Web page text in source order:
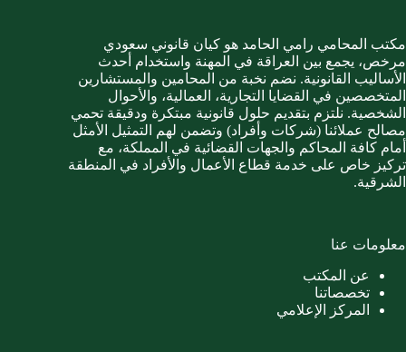
مكتب المحامي رامي الحامد هو كيان قانوني سعودي
مرخص، يجمع بين العراقة في المهنة واستخدام أحدث
الأساليب القانونية. نضم نخبة من المحامين والمستشارين
المتخصصين في القضايا التجارية، العمالية، والأحوال
الشخصية. نلتزم بتقديم حلول قانونية مبتكرة ودقيقة تحمي
مصالح عملائنا (شركات وأفراد) وتضمن لهم التمثيل الأمثل
أمام كافة المحاكم والجهات القضائية في المملكة، مع
تركيز خاص على خدمة قطاع الأعمال والأفراد في المنطقة
الشرقية.
معلومات عنا
عن المكتب
تخصصاتنا
المركز الإعلامي